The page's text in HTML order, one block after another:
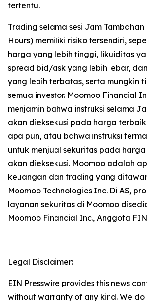
tertentu.
Trading selama sesi Jam
Hours) memiliki risiko tersendiri,
harga yang lebih tinggi, likuiditas
spread bid/ask yang lebih lebar,
yang lebih terbatas, serta mungkin
semua investor. Moomoo Financial
menjamin bahwa instruksi selama
akan dieksekusi pada harga
apa pun, atau bahwa instruksi
untuk menjual sekuritas pada
akan dieksekusi. Moomoo adalah
keuangan dan trading yang
Moomoo Technologies Inc. Di AS,
layanan sekuritas di Moomoo
Moomoo Financial Inc., Anggota
Legal Disclaimer:
EIN Presswire provides this news
without warranty of any kind. We